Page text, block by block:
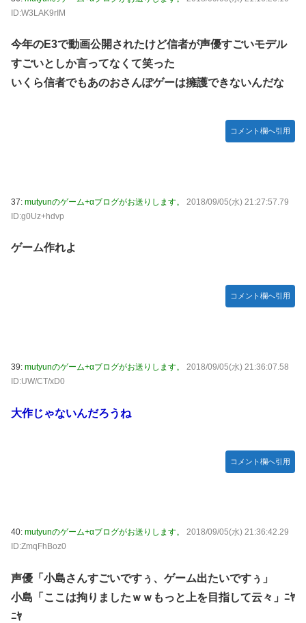
ID:W3LAK9rIM
今年のE3で動画公開されたけど信者が声優すごいモデル
すごいとしか言ってなくて笑った
いくら信者でもあのおさんぽゲーは擁護できないんだな
コメント欄へ引用
37: mutyunのゲーム+αブログがお送りします。
2018/09/05(水) 21:27:57.79
ID:g0Uz+hdvp
ゲーム作れよ
コメント欄へ引用
39: mutyunのゲーム+αブログがお送りします。
2018/09/05(水) 21:36:07.58
ID:UW/CT/xD0
大作じゃないんだろうね
コメント欄へ引用
40: mutyunのゲーム+αブログがお送りします。
2018/09/05(水) 21:36:42.29
ID:ZmqFhBoz0
声優「小島さんすごいですぅ、ゲーム出たいですぅ」
小島「ここは拘りましたｗｗもっと上を目指して云々」ﾆﾔ
ﾆﾔ